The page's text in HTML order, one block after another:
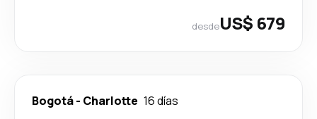
desdeUS$ 679
Bogotá- Charlotte 16 días